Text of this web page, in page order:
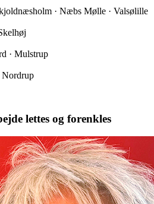
· Næbs Mølle · Valsølille
· Mulstrup
Nordrup
lettes og forenkles